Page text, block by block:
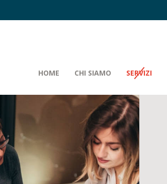
HOME CHI SIAMO SERVIZI